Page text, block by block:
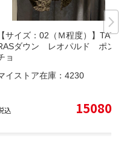
【サイズ：02（Ｍ程度）】TAT
ダウン レオパルド ポン
ョ
イストア在庫： 4230
込 15080